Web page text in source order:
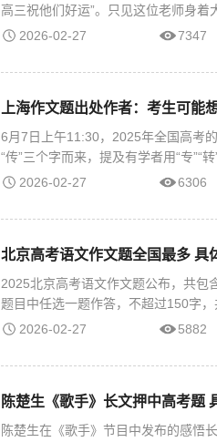
高三祝他们好运”。只见这位老师身
微风中轻轻晃动，仿佛也带着对
2026-02-27 7347
上海作文题出处作者：考生可能
6月7日上午11:30，2025年全国高考
“传”三个字而来，提及有学者用“专”“
出处作者：
2026-02-27 6306
北京高考语文作文题全国最多 具
2025北京高考语文作文题公布，共包
题目中任选一题作答，不超过150字
作文题全国最多6月7日上午，高考语文
2026-02-27 5882
陈楚生《歌手》长文押中高考题
陈楚生在《歌手》节目中发布的感悟